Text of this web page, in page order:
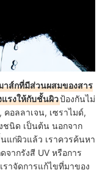
าส์กที่มีส่วนผสมของสาร
รงให้กับชั้นผิวป้องกันไม่
อลลาเจน, เซราไมด์,
ชนิด เป็นต้น นอกจาก
แก่ผิวแล้ว เราควรค้นหา
จากรังสี UV หรือการ
าจัดการแก้ไขที่มาของ